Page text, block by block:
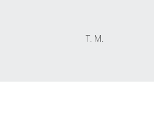
T. M.